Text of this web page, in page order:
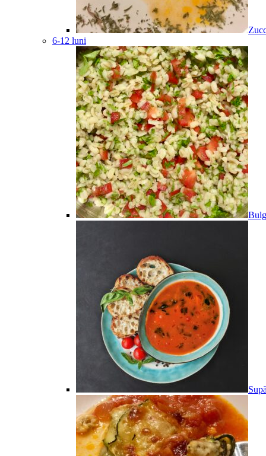
6-12 luni